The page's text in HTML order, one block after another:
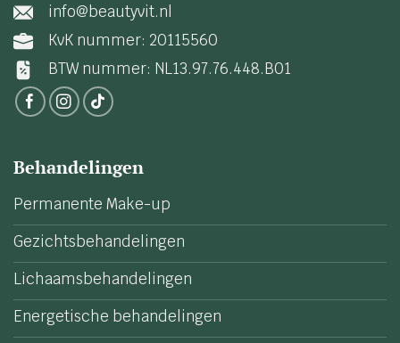
info@beautyvit.nl
KvK nummer: 20115560
BTW nummer: NL13.97.76.448.B01
Behandelingen
Permanente Make-up
Gezichtsbehandelingen
Lichaamsbehandelingen
Energetische behandelingen